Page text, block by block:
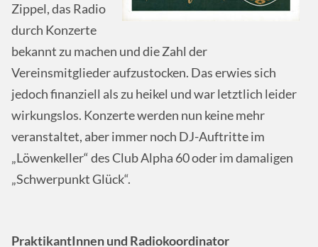
Zippel, das Radio
durch Konzerte
bekannt zu machen und die Zahl der
Vereinsmitglieder aufzustocken. Das erwies sich
jedoch finanziell als zu heikel und war letztlich leider
wirkungslos. Konzerte werden nun keine mehr
veranstaltet, aber immer noch DJ-Auftritte im
„Löwenkeller“ des Club Alpha 60 oder im damaligen
„Schwerpunkt Glück“.
PraktikantInnen und Radiokoordinator